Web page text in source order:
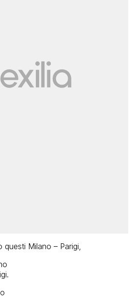
questi Milano – Parigi,